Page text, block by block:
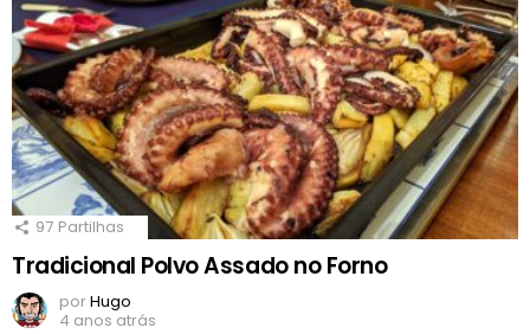
97 Partilhas
Tradicional Polvo Assado no Forno
porHugo
4 anos atrás